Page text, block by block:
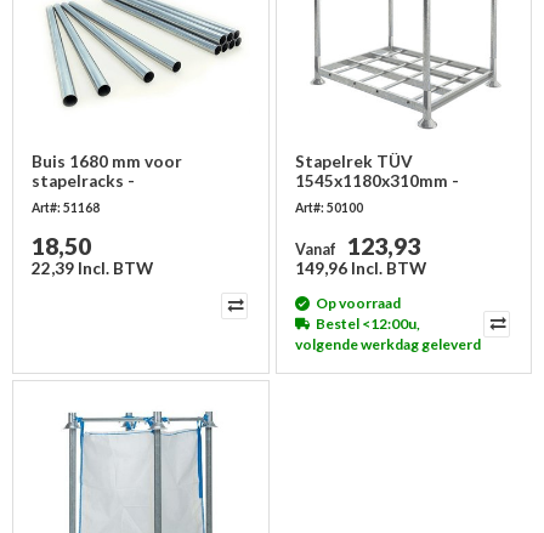
Buis 1680 mm voor
stapelracks -
gegalvaniseerd
Art#: 51168
18,50
22,39 Incl. BTW
Stapelrek TÜV
1545x1180x310mm -
Enkele palletplaats
Art#: 50100
Vanaf 123,93
149,96 Incl. BTW
Op voorraad
Bestel <12:00u,
volgende werkdag geleverd